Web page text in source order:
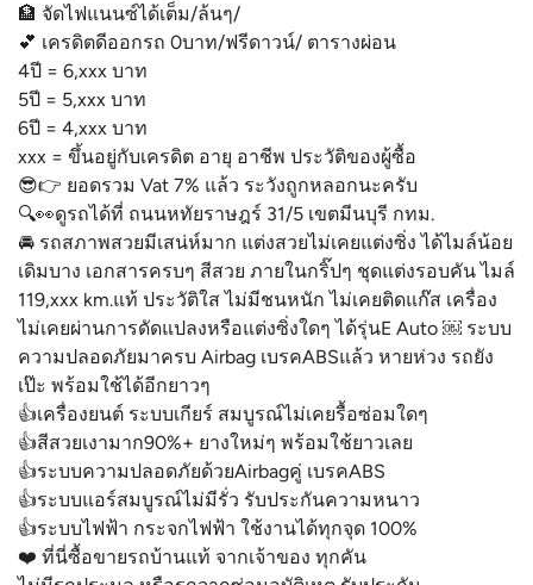
🏦 จัดไฟแนนซ์ได้เต็ม/ล้นๆ/
💕 เครดิตดีออกรถ 0บาท/ฟรีดาวน์/ ตารางผ่อน
4ปี = 6,xxx บาท
5ปี = 5,xxx บาท
6ปี = 4,xxx บาท
xxx = ขึ้นอยู่กับเครดิต อายุ อาชีพ ประวัติของผู้ซื้อ
😎👉 ยอดรวม Vat 7% แล้ว ระวังถูกหลอกนะครับ
🔍👀ดูรถได้ที่ ถนนหทัยราษฎร์ 31/5 เขตมีนบุรี กทม.
🚘 รถสภาพสวยมีเสน่ห์มาก แต่งสวยไม่เคยแต่งซิ่ง ได้ไมล์น้อย
เดิมบาง เอกสารครบๆ สีสวย ภายในกริ๊ปๆ ชุดแต่งรอบคัน ไมล์
119,xxx km.แท้ ประวัติใส ไม่มีชนหนัก ไม่เคยติดแก๊ส เครื่อง
ไม่เคยผ่านการดัดแปลงหรือแต่งซิ่งใดๆ ได้รุ่นE Auto ￼ ระบบ
ความปลอดภัยมาครบ Airbag เบรคABSแล้ว หายห่วง รถยัง
เป๊ะ พร้อมใช้ได้อีกยาวๆ
👍เครื่องยนต์ ระบบเกียร์ สมบูรณ์ไม่เคยรื้อซ่อมใดๆ
👍สีสวยเงามาก90%+ ยางใหม่ๆ พร้อมใช้ยาวเลย
👍ระบบความปลอดภัยด้วยAirbagคู่ เบรคABS
👍ระบบแอร์สมบูรณ์ไม่มีรั่ว รับประกันความหนาว
👍ระบบไฟฟ้า กระจกไฟฟ้า ใช้งานได้ทุกจุด 100%
❤️ ที่นี่ซื้อขายรถบ้านแท้ จากเจ้าของ ทุกคัน